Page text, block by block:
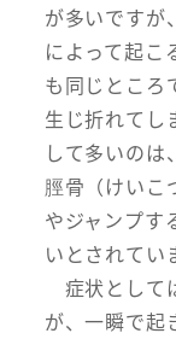
が多いですが
によって起こ
も同じところ
生じ折れてし
して多いのは
脛骨（けいこ
やジャンプす
いとされてい
症状として
が、一瞬で起